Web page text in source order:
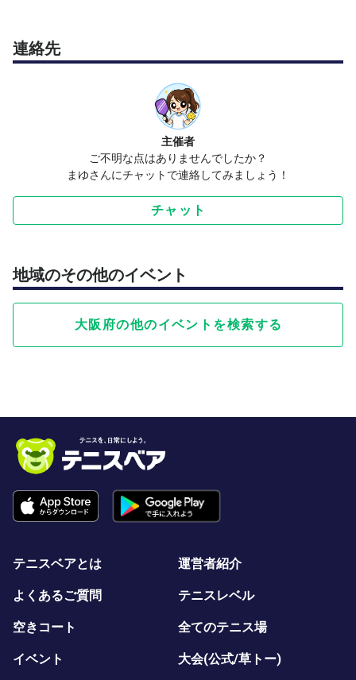
連絡先
主催者
ご不明な点はありませんでしたか？
まゆさんにチャットで連絡してみましょう！
チャット
地域のその他のイベント
大阪府の他のイベントを検索する
テニスベアとは 運営者紹介
よくあるご質問 テニスレベル
空きコート 全てのテニス場
イベント 大会(公式/草トー)